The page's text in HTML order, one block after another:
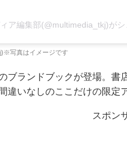
ア編集部(@multimedia_tkj)が
写真はイメージです
ブランドブックが登場。
違いなしのここだけの限定
スポン